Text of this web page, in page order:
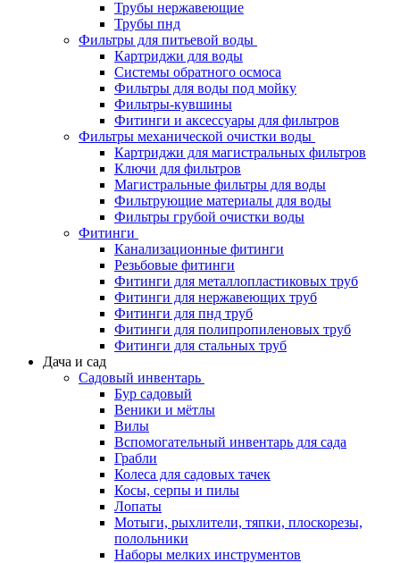
Трубы нержавеющие
Трубы пнд
Фильтры для питьевой воды
Картриджи для воды
Системы обратного осмоса
Фильтры для воды под мойку
Фильтры-кувшины
Фитинги и аксессуары для фильтров
Фильтры механической очистки воды
Картриджи для магистральных фильтров
Ключи для фильтров
Магистральные фильтры для воды
Фильтрующие материалы для воды
Фильтры грубой очистки воды
Фитинги
Канализационные фитинги
Резьбовые фитинги
Фитинги для металлопластиковых труб
Фитинги для нержавеющих труб
Фитинги для пнд труб
Фитинги для полипропиленовых труб
Фитинги для стальных труб
Дача и сад
Садовый инвентарь
Бур садовый
Веники и мётлы
Вилы
Вспомогательный инвентарь для сада
Грабли
Колеса для садовых тачек
Косы, серпы и пилы
Лопаты
Мотыги, рыхлители, тяпки, плоскорезы,
полольники
Наборы мелких инструментов